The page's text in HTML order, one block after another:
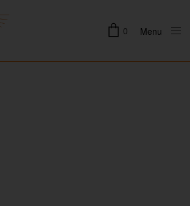
0 Menu